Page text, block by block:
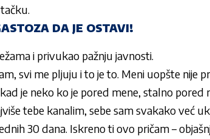
DA JE OSTAVI!
i privukao pažnju javnosti.
svi me pljuju i to je to. Meni uopšte nije
je neko ko je pored mene, stalno pored
tebe kanalim, sebe sam svakako već
30 dana. Iskreno ti ovo pričam –